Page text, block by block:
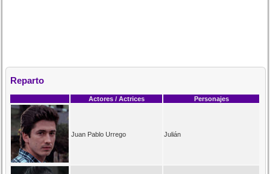
Reparto
Actores / Actrices Personajes
Juan Pablo Urrego Julián